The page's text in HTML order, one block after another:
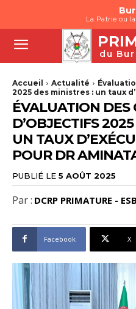
La Patrie ou
du
Accueil Actualité
2025 des ministres : un taux
ÉVALUATION DES
D’OBJECTIFS
UN TAUX
POUR DR
PUBLIÉ LE 5 AOÛT 2025
Par : DCRP PRIMATURE - ESB
Facebook X